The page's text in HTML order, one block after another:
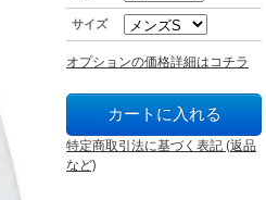
サイズ
オプションの価格詳細はコチラ
特定商取引法に基づく表記 (返品
など)